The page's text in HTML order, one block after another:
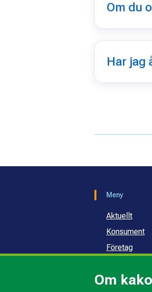
Om
Om du
Har jag
Meny
Aktuellt
Konsument
Företag
Om oss